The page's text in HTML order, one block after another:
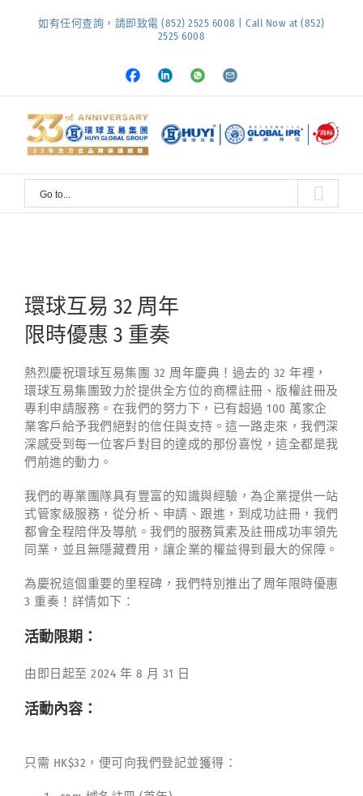
如有任何查詢，請即致電 (852) 2525 6008 | Call Now at (852)
2525 6008
Facebook
LinkedInWhatsapp
Email
Go to...
環球互易 32 周年
限時優惠 3 重奏
熱烈慶祝環球互易集團 32 周年慶典！過去的 32 年裡，
環球互易集團致力於提供全方位的商標註冊、版權註冊及
專利申請服務。在我們的努力下，已有超過 100 萬家企
業客戶給予我們絕對的信任與支持。這一路走來，我們深
深感受到每一位客戶對目的達成的那份喜悅，這全都是我
們前進的動力。
我們的專業團隊具有豐富的知識與經驗，為企業提供一站
式管家級服務，從分析、申請、跟進，到成功註冊，我們
都會全程陪伴及導航。我們的服務質素及註冊成功率領先
同業，並且無隱藏費用，讓企業的權益得到最大的保障。
為慶祝這個重要的里程碑，我們特別推出了周年限時優惠
3 重奏！詳情如下：
活動限期：
由即日起至 2024 年 8 月 31 日
活動內容：
只需 HK$32，便可向我們登記並獲得：